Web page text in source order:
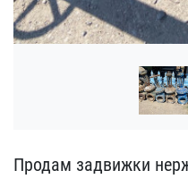
Продам задвижки